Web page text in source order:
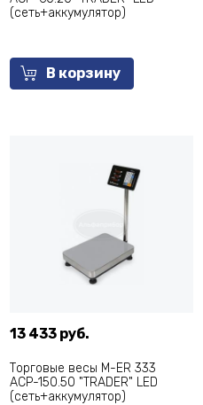
(сеть+аккумулятор)
В корзину
13 433 руб.
Торговые весы M-ER 333
ACP-150.50 "TRADER" LED
(сеть+аккумулятор)